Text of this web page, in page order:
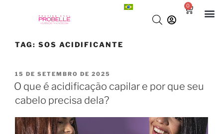
0
TAG: SOS ACIDIFICANTE
15 DE SETEMBRO DE 2025
O que é acidificação capilar e por que seu
cabelo precisa dela?